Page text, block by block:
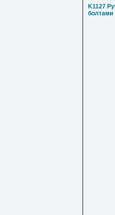
K1127
болтами